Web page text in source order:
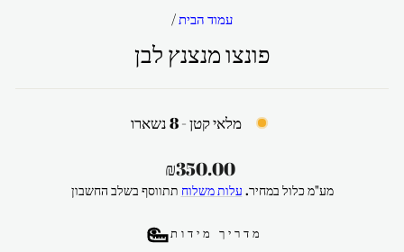
עמוד הבית/
פונצו מנצנץ לבן
מלאי קטן - 8 נשארו
מחיר
רגיל
₪350.00
מע"מ כלול במחיר. עלות משלוח תתווסף בשלב החשבון
מדריך מידות